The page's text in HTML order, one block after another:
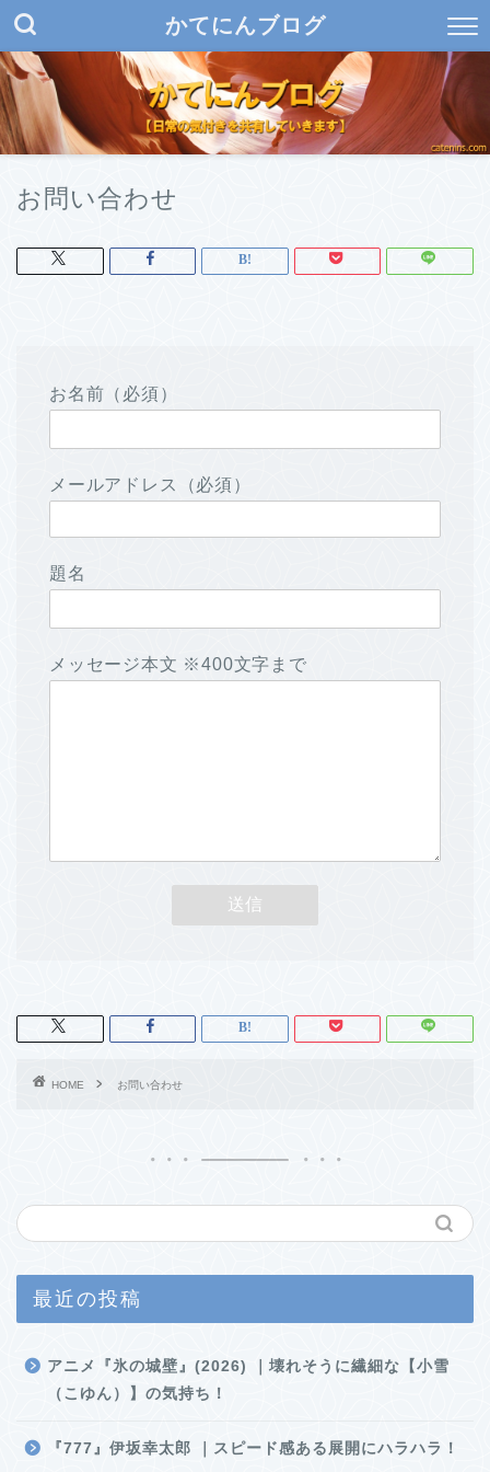
かてにんブログ
お問い合わせ
お名前（必須）
メールアドレス（必須）
題名
メッセージ本文 ※400文字まで
HOME お問い合わせ
最近の投稿
アニメ『氷の城壁』(2026) ｜壊れそうに繊細な【小雪
（こゆん）】の気持ち！
『777』伊坂幸太郎 ｜スピード感ある展開にハラハラ！